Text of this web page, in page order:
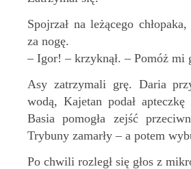
Spojrzał na leżącego
za nogę.
– Igor! – krzyknął. – Pomóż mi
Asy zatrzymali grę. Daria
wodą, Kajetan podał
Basia pomogła zejść
Trybuny zamarły – a potem
Po chwili rozległ się głos z